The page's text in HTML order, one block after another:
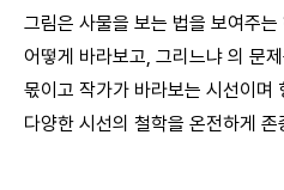
그림은 사물을 보는 법을 보여주
어떻게 바라보고, 그리느냐 의 문
몫이고 작가가 바라보는 시선이며
다양한 시선의 철학을 온전하게 존